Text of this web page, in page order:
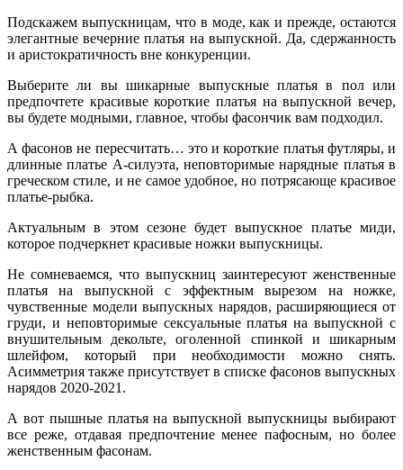
Подскажем выпускницам, что в моде, как и прежде, остаются
элегантные вечерние платья на выпускной. Да, сдержанность
и аристократичность вне конкуренции.
Выберите ли вы шикарные выпускные платья в пол или
предпочтете красивые короткие платья на выпускной вечер,
вы будете модными, главное, чтобы фасончик вам подходил.
А фасонов не пересчитать… это и короткие платья футляры, и
длинные платье А-силуэта, неповторимые нарядные платья в
греческом стиле, и не самое удобное, но потрясающе красивое
платье-рыбка.
Актуальным в этом сезоне будет выпускное платье миди,
которое подчеркнет красивые ножки выпускницы.
Не сомневаемся, что выпускниц заинтересуют женственные
платья на выпускной с эффектным вырезом на ножке,
чувственные модели выпускных нарядов, расширяющиеся от
груди, и неповторимые сексуальные платья на выпускной с
внушительным декольте, оголенной спинкой и шикарным
шлейфом, который при необходимости можно снять.
Асимметрия также присутствует в списке фасонов выпускных
нарядов 2020-2021.
А вот пышные платья на выпускной выпускницы выбирают
все реже, отдавая предпочтение менее пафосным, но более
женственным фасонам.